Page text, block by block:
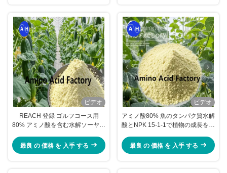
ビデオ
REACH 登録 ゴルフコース用
80% アミノ酸を含む水解ソーヤタ
最良 の 価格 を 入手 する
ビデオ
アミノ酸80% 魚のタンパク質水解
酸とNPK 15-1-1で植物の成長を促
最良 の 価格 を 入手 する